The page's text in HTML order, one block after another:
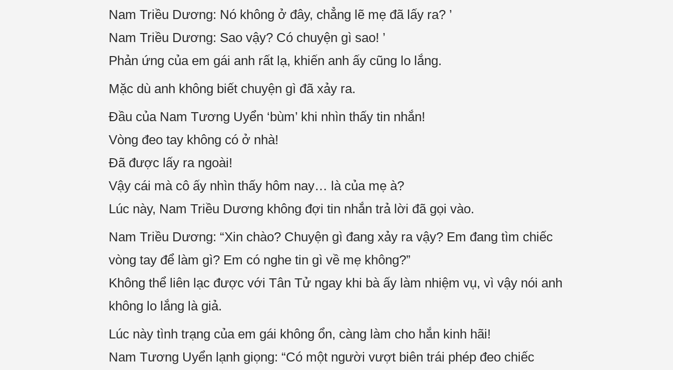
Nam Triều Dương: Nó không ở đây, chẳng lẽ mẹ đã lấy ra? ’
Nam Triều Dương: Sao vậy? Có chuyện gì sao! ’
Phản ứng của em gái anh rất lạ, khiến anh ấy cũng lo lắng.
Mặc dù anh không biết chuyện gì đã xảy ra.
Đầu của Nam Tương Uyển ‘bùm’ khi nhìn thấy tin nhắn!
Vòng đeo tay không có ở nhà!
Đã được lấy ra ngoài!
Vậy cái mà cô ấy nhìn thấy hôm nay… là của mẹ à?
Lúc này, Nam Triều Dương không đợi tin nhắn trả lời đã gọi vào.
Nam Triều Dương: “Xin chào? Chuyện gì đang xảy ra vậy? Em đang tìm chiếc
vòng tay để làm gì? Em có nghe tin gì về mẹ không?”
Không thể liên lạc được với Tân Tử ngay khi bà ấy làm nhiệm vụ, vì vậy nói anh
không lo lắng là giả.
Lúc này tình trạng của em gái không ổn, càng làm cho hắn kinh hãi!
Nam Tương Uyển lạnh giọng: “Có một người vượt biên trái phép đeo chiếc